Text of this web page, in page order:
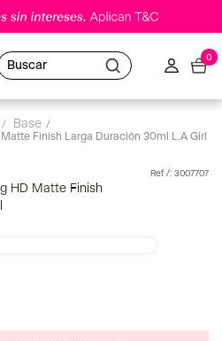
Buscar
0
base
Finish Larga Duración 30ml L.A Girl
: 3007707
HD Matte Finish